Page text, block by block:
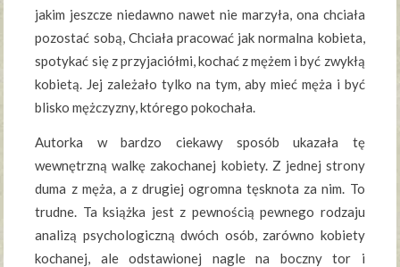
jakim jeszcze niedawno nawet nie marzyła, ona chciała
pozostać sobą, Chciała pracować jak normalna kobieta,
spotykać się z przyjaciółmi, kochać z mężem i być zwykłą
kobietą. Jej zależało tylko na tym, aby mieć męża i być
blisko mężczyzny, którego pokochała.
Autorka w bardzo ciekawy sposób ukazała tę
wewnętrzną walkę zakochanej kobiety. Z jednej strony
duma z męża, a z drugiej ogromna tęsknota za nim. To
trudne. Ta książka jest z pewnością pewnego rodzaju
analizą psychologiczną dwóch osób, zarówno kobiety
kochanej, ale odstawionej nagle na boczny tor i